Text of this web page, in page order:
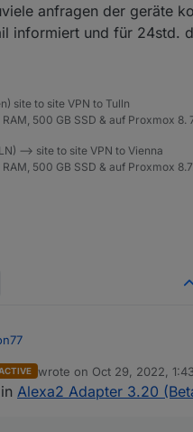
anfragen der geräte
informiert und für 24std.
site to site VPN to Tulln
RAM, 500 GB SSD & auf Proxmox 8.
--> site to site VPN to Vienna
RAM, 500 GB SSD & auf Proxmox
amazon es nicht wie andere
wenn zuviele anfragen der
wrote on Oct 29, 2022,
last edited by
Alexa2 Adapter 3.20